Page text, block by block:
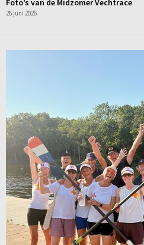
Foto’s van de Midzomer Vechtrace
26 juni 2026